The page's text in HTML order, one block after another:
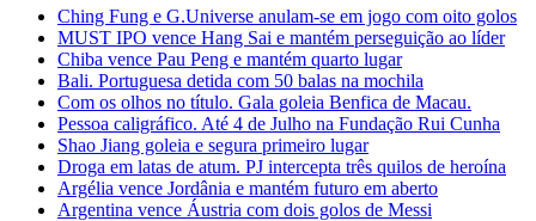
Ching Fung e G.Universe anulam-se em jogo com oito golos
MUST IPO vence Hang Sai e mantém perseguição ao líder
Chiba vence Pau Peng e mantém quarto lugar
Bali. Portuguesa detida com 50 balas na mochila
Com os olhos no título. Gala goleia Benfica de Macau.
Pessoa caligráfico. Até 4 de Julho na Fundação Rui Cunha
Shao Jiang goleia e segura primeiro lugar
Droga em latas de atum. PJ intercepta três quilos de heroína
Argélia vence Jordânia e mantém futuro em aberto
Argentina vence Áustria com dois golos de Messi